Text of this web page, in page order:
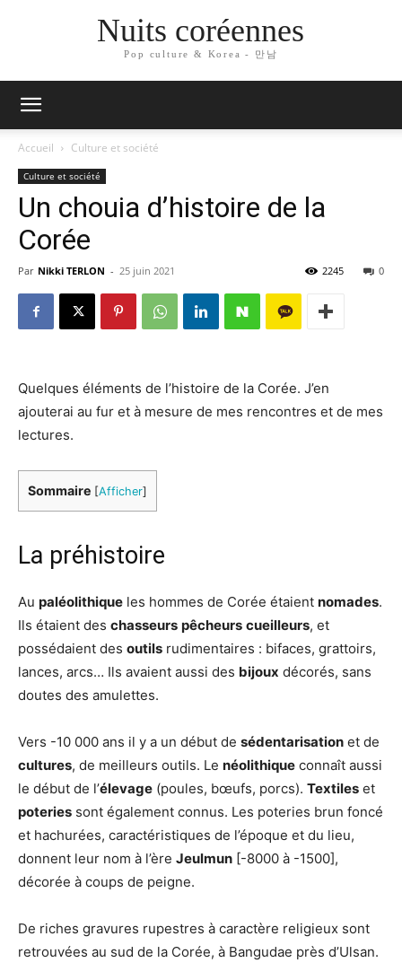
Nuits coréennes
Pop culture & Korea - 만남
Accueil Culture et société
Culture et société
Un chouia d’histoire de la
Corée
Par Nikki TERLON - 25 juin 2021 0
2245
Quelques éléments de l’histoire de la Corée. J’en
ajouterai au fur et à mesure de mes rencontres et de mes
lectures.
Sommaire [Afficher]
La préhistoire
Au paléolithique les hommes de Corée étaient nomades.
Ils étaient des chasseurs pêcheurs cueilleurs, et
possédaient des outils rudimentaires : bifaces, grattoirs,
lances, arcs… Ils avaient aussi des bijoux décorés, sans
doutes des amulettes.
Vers -10 000 ans il y a un début de sédentarisation et de
cultures, de meilleurs outils. Le néolithique connaît aussi
le début de l’élevage (poules, bœufs, porcs). Textiles et
poteries sont également connus. Les poteries brun foncé
et hachurées, caractéristiques de l’époque et du lieu,
donnent leur nom à l’ère Jeulmun [-8000 à -1500],
décorée à coups de peigne.
De riches gravures rupestres à caractère religieux sont
retrouvées au sud de la Corée, à Bangudae près d’Ulsan.